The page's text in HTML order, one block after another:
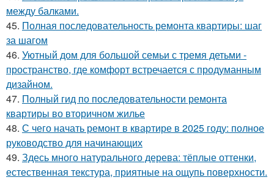
между балками.
45. Полная последовательность ремонта квартиры: шаг
за шагом
46. Уютный дом для большой семьи с тремя детьми -
пространство, где комфорт встречается с продуманным
дизайном.
47. Полный гид по последовательности ремонта
квартиры во вторичном жилье
48. С чего начать ремонт в квартире в 2025 году: полное
руководство для начинающих
49. Здесь много натурального дерева: тёплые оттенки,
естественная текстура, приятные на ощупь поверхности.